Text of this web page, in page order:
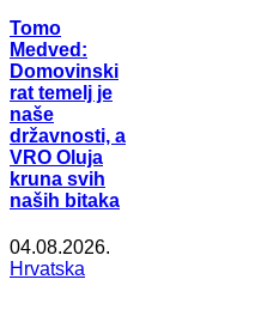
Tomo
Medved:
Domovinski
rat temelj je
naše
državnosti, a
VRO Oluja
kruna svih
naših bitaka
04.08.2026.
Hrvatska